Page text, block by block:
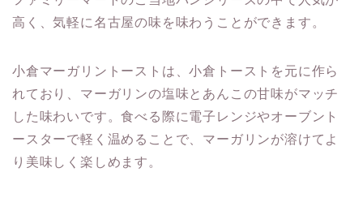
高く、気軽に名古屋の味を味わうことができます。
小倉マーガリントーストは、小倉トーストを元に作ら
れており、マーガリンの塩味とあんこの甘味がマッチ
した味わいです。食べる際に電子レンジやオーブント
ースターで軽く温めることで、マーガリンが溶けてよ
り美味しく楽しめます。